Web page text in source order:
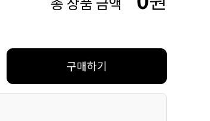
구매하기